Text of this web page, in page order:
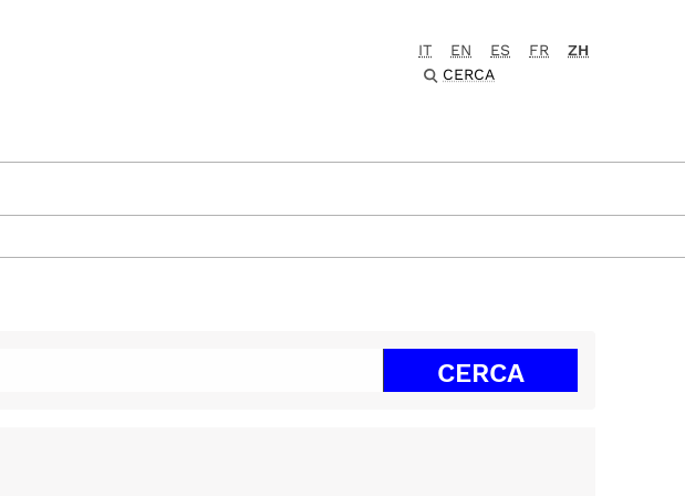
IT EN ES FR
ZH
CERCA